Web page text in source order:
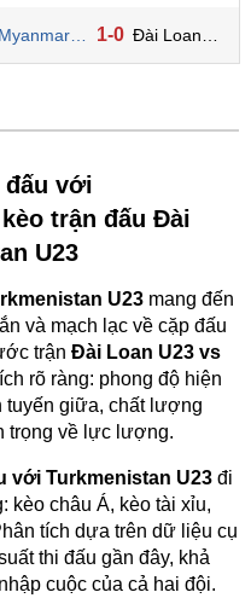
1-0
đấu với
trận đấu Đài
U23
U23 mang đến
và mạch lạc về cặp đấu
trận Đài Loan U23 vs
rõ ràng: phong độ hiện
tuyến giữa, chất lượng
trọng về lực lượng.
với Turkmenistan U23 đi
kèo châu Á, kèo tài xỉu,
tích dựa trên dữ liệu cụ
thi đấu gần đây, khả
cuộc của cả hai đội.